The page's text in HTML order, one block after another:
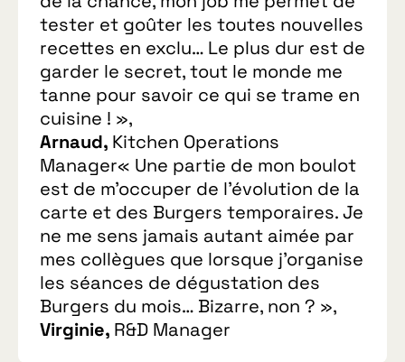
tester et goûter les toutes nouvelles
recettes en exclu… Le plus dur est de
garder le secret, tout le monde me
tanne pour savoir ce qui se trame en
cuisine ! »,
Arnaud, Kitchen Operations
Manager« Une partie de mon boulot
est de m’occuper de l’évolution de la
carte et des Burgers temporaires. Je
ne me sens jamais autant aimée par
mes collègues que lorsque j’organise
les séances de dégustation des
Burgers du mois… Bizarre, non ? »,
Virginie, R&D Manager